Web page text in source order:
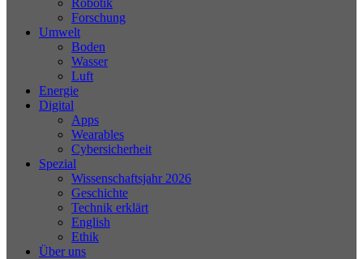
Forschung
Umwelt
Boden
Wasser
Luft
Energie
Digital
Apps
Wearables
Cybersicherheit
Spezial
Wissenschaftsjahr 2026
Geschichte
Technik erklärt
English
Ethik
Über uns